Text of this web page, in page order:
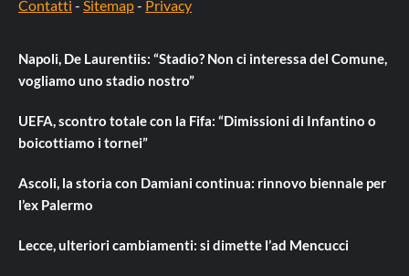
Contatti - Sitemap- Privacy
Napoli, De Laurentiis: “Stadio? Non ci interessa del Comune,
vogliamo uno stadio nostro”
UEFA, scontro totale con la Fifa: “Dimissioni di Infantino o
boicottiamo i tornei”
Ascoli, la storia con Damiani continua: rinnovo biennale per
l’ex Palermo
Lecce, ulteriori cambiamenti: si dimette l’ad Mencucci